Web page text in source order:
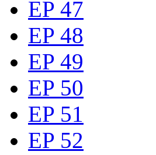
EP 47
EP 48
EP 49
EP 50
EP 51
EP 52